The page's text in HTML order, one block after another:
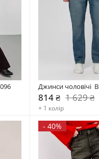
Джинси чоловічі
814 ₴ 1 629 ₴
+ 1 колір
- 40%